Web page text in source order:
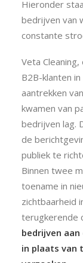
Hieronder
bedrijven van
constante
Veta
B2B-klanten
aantrekken
kwamen van
bedrijven lag.
de
publiek te
Binnen twee
toename in
zichtbaarheid
terugkerende
bedrijven
in plaats van